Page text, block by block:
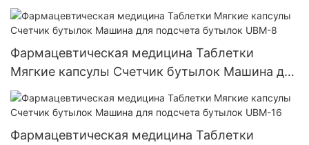
NJP 2500C
Фармацевтическая медицина Таблетки
Мягкие капсулы Счетчик бутылок Машина для
подсчета бутылок UBM-8
Фармацевтическая медицина Таблетки